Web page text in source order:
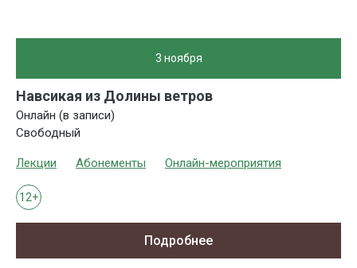
3 ноября
Навсикая из Долины ветров
Онлайн (в записи)
Свободный
Лекции Абонементы Онлайн-мероприятия
12+
Подробнее